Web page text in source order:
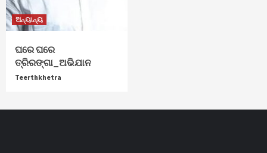
ଅନ୍ୟାନ୍ୟ
ଘରେ ଘରେ
ତ୍ରିରଙ୍ଗା_ଅଭିଯାନ
Teerthkhetra